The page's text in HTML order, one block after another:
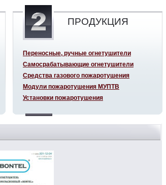
ПРОДУКЦИЯ
Переносные, ручные огнетушители
Самосрабатывающие огнетушители
Средства газового пожаротушения
Модули пожаротушения МУПТВ
Установки пожаротушения